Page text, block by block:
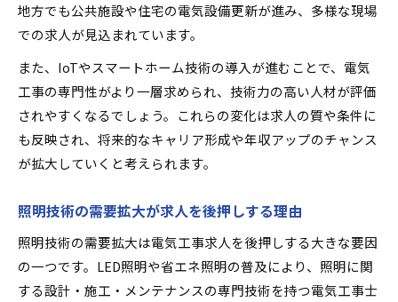
地方でも公共施設や住宅の電気設備更新が進み、多様な現場
での求人が見込まれています。
また、IoTやスマートホーム技術の導入が進むことで、電気
工事の専門性がより一層求められ、技術力の高い人材が評価
されやすくなるでしょう。これらの変化は求人の質や条件に
も反映され、将来的なキャリア形成や年収アップのチャンス
が拡大していくと考えられます。
照明技術の需要拡大が求人を後押しする理由
照明技術の需要拡大は電気工事求人を後押しする大きな要因
の一つです。LED照明や省エネ照明の普及により、照明に関
する設計・施工・メンテナンスの専門技術を持つ電気工事士